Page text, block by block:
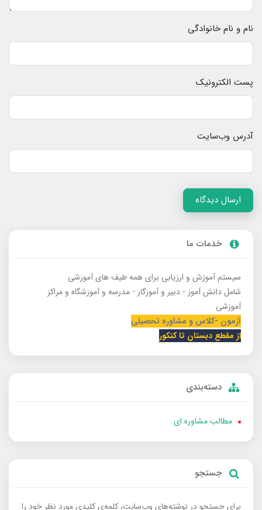
نام و نام خانوادگی
پست الکترونیک
آدرس وب‌سایت
ارسال دیدگاه
خدمات ما
سیستم آموزش و ارزیابی برای همه طیف های آموزشی
شامل دانش آموز - دبیر و آموزگار - مدرسه و آموزشگاه و مراکز
آموزشی
آزمون -کلاس و مشاوره تحصیلی
از مقطع دبستان تا کنکور
دسته‌بندی
مطالب مشاوره ای
جستجو
برای جستجو در نوشته‌های وب‌سایت، کلمه‌ی کلیدی مورد نظر خود را